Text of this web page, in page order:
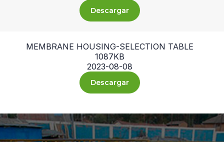
Descargar
MEMBRANE HOUSING-SELECTION TABLE
1087KB
2023-08-08
Descargar